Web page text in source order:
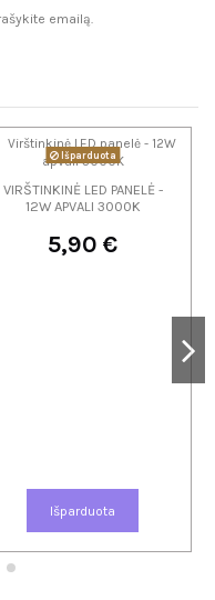
emailą.
Išparduota
VIRŠTINKINĖ LED PANELĖ -
12W APVALI 3000K
5,90 €
Išparduota